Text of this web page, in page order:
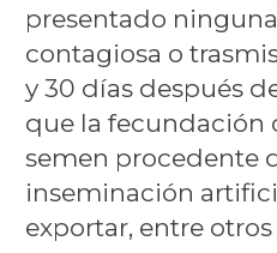
presentado
contagiosa o
y 30 días después
que la fecundación
semen procedente
inseminación
exportar, entre otros